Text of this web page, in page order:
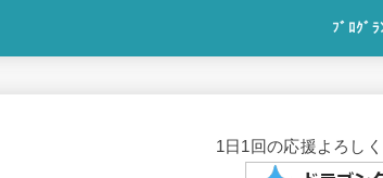
ﾌﾞﾛｸﾞﾗ
1日1回の応援よろし